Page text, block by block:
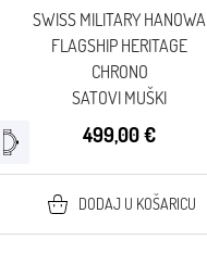
SWISS MILITARY HANOWA
FLAGSHIP HERITAGE
CHRONO
SATOVI MUŠKI
499,00 €
DODAJ U KOŠARICU